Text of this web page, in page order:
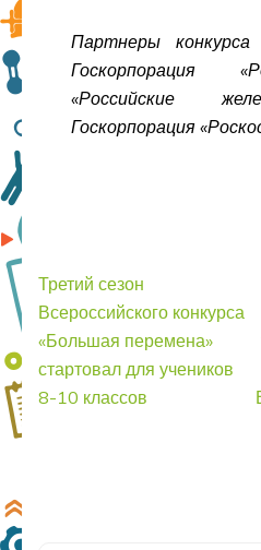
Партнеры
Госкорпорация
«Российские
Госкорпорация
Навигация
по
записям
Третий сезон
Всероссийского конкурса
«Большая перемена»
стартовал для учеников
8-10 классов